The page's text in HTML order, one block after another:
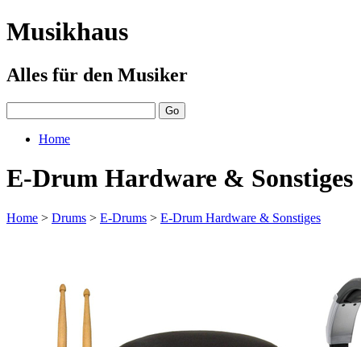
Musikhaus
Alles für den Musiker
Home
E-Drum Hardware & Sonstiges
Home > Drums > E-Drums > E-Drum Hardware & Sonstiges